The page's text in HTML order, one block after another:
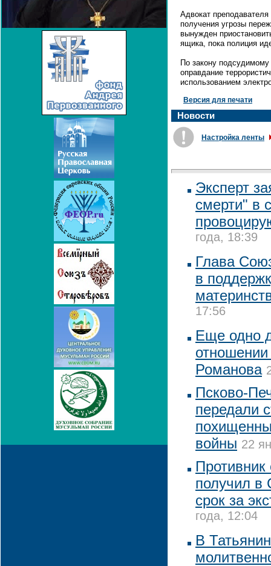
Адвокат
получения угрозы
вынужден
ящика, пока полиция
По закону
оправдание
использованием
Версия для печати
Новости
Настройка ленты
Эксперт
смерти" в
года, 18:39
Глава
в
17:56
Еще одно
отношении
Романова
Псково-
передали
войны 22
Противник
получил в
срок за
года, 12:04
В